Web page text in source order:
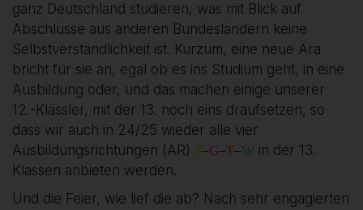
ganz Deutschland studieren, was mit Blick auf
Abschlüsse aus anderen Bundesländern keine
Selbstverständlichkeit ist. Kurzum, eine neue Ära
bricht für sie an, egal ob es ins Studium geht, in eine
Ausbildung oder, und das machen einige unserer
12.-Klässler, mit der 13. noch eins draufsetzen, so
dass wir auch in 24/25 wieder alle vier
Ausbildungsrichtungen (AR) S–G–T–W in der 13.
Klassen anbieten werden.
Und die Feier, wie lief die ab? Nach sehr engagierten